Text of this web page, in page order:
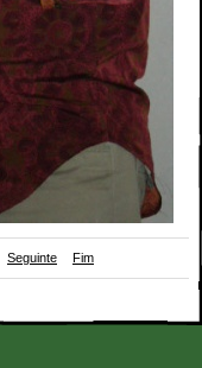
Seguinte Fim